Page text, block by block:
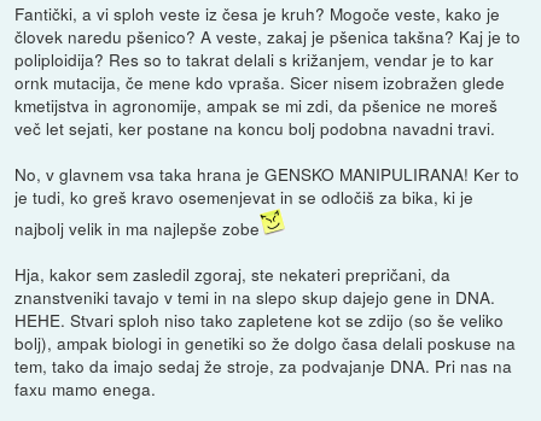
Fantički, a vi sploh veste iz česa je kruh? Mogoče veste, kako je
človek naredu pšenico? A veste, zakaj je pšenica takšna? Kaj je to
poliploidija? Res so to takrat delali s križanjem, vendar je to kar
ornk mutacija, če mene kdo vpraša. Sicer nisem izobražen glede
kmetijstva in agronomije, ampak se mi zdi, da pšenice ne moreš
več let sejati, ker postane na koncu bolj podobna navadni travi.
No, v glavnem vsa taka hrana je GENSKO MANIPULIRANA! Ker to
je tudi, ko greš kravo osemenjevat in se odločiš za bika, ki je
najbolj velik in ma najlepše zobe
Hja, kakor sem zasledil zgoraj, ste nekateri prepričani, da
znanstveniki tavajo v temi in na slepo skup dajejo gene in DNA.
HEHE. Stvari sploh niso tako zapletene kot se zdijo (so še veliko
bolj), ampak biologi in genetiki so že dolgo časa delali poskuse na
tem, tako da imajo sedaj že stroje, za podvajanje DNA. Pri nas na
faxu mamo enega.